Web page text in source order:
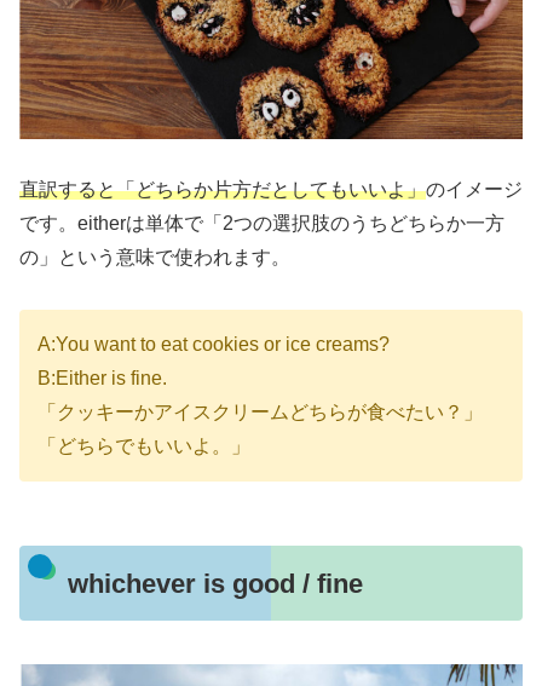
直訳すると「どちらか片方だとしてもいいよ」のイメージ
です。eitherは単体で「2つの選択肢のうちどちらか一方
の」という意味で使われます。
A:You want to eat cookies or ice creams?
B:Either is fine.
「クッキーかアイスクリームどちらが食べたい？」
「どちらでもいいよ。」
whichever is good / fine